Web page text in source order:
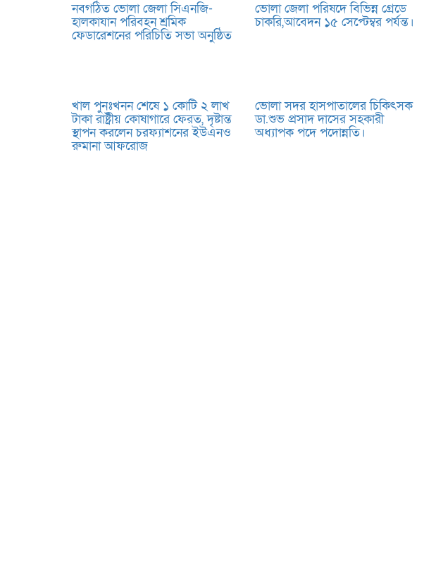
নবগঠিত ভোলা জেলা সিএনজি-
হালকাযান পরিবহন শ্রমিক
ফেডারেশনের পরিচিতি সভা অনুষ্ঠিত
ভোলা জেলা পরিষদে বিভিন্ন গ্রেডে
চাকরি,আবেদন ১৫ সেপ্টেম্বর পর্যন্ত।
খাল পুনঃখনন শেষে ১ কোটি ২ লাখ
টাকা রাষ্ট্রীয় কোষাগারে ফেরত, দৃষ্টান্ত
স্থাপন করলেন চরফ্যাশনের ইউএনও
রুমানা আফরোজ
ভোলা সদর হাসপাতালের চিকিৎসক
ডা.শুভ প্রসাদ দাসের সহকারী
অধ্যাপক পদে পদোন্নতি।